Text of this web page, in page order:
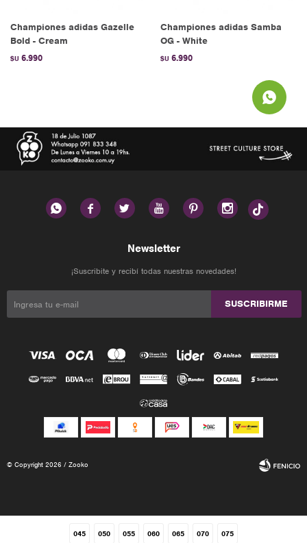
045 050 055 060 065 070 075
Championes adidas Gazelle
Bold - Cream
$U 6.990
Championes adidas Samba
OG - White
$U 6.990
     
Newsletter
¡Suscribite y recibí todas nuestras novedades!
SUSCRIBIRME
© Copyright 2026 / Zooko